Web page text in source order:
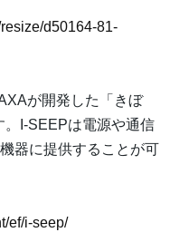
d50164-81-
が開発した「きぼ
。I-SEEPは電源や通信
器に提供することが可
ef/i-seep/